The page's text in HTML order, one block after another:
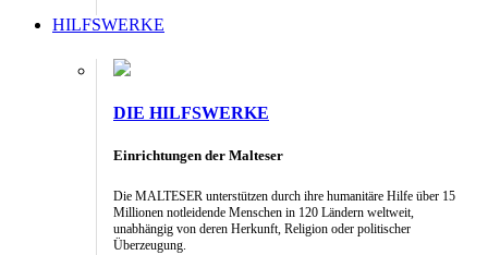
HILFSWERKE
DIE HILFSWERKE
Einrichtungen der Malteser
Die MALTESER unterstützen durch ihre humanitäre Hilfe über 15
Millionen notleidende Menschen in 120 Ländern weltweit,
unabhängig von deren Herkunft, Religion oder politischer
Überzeugung.